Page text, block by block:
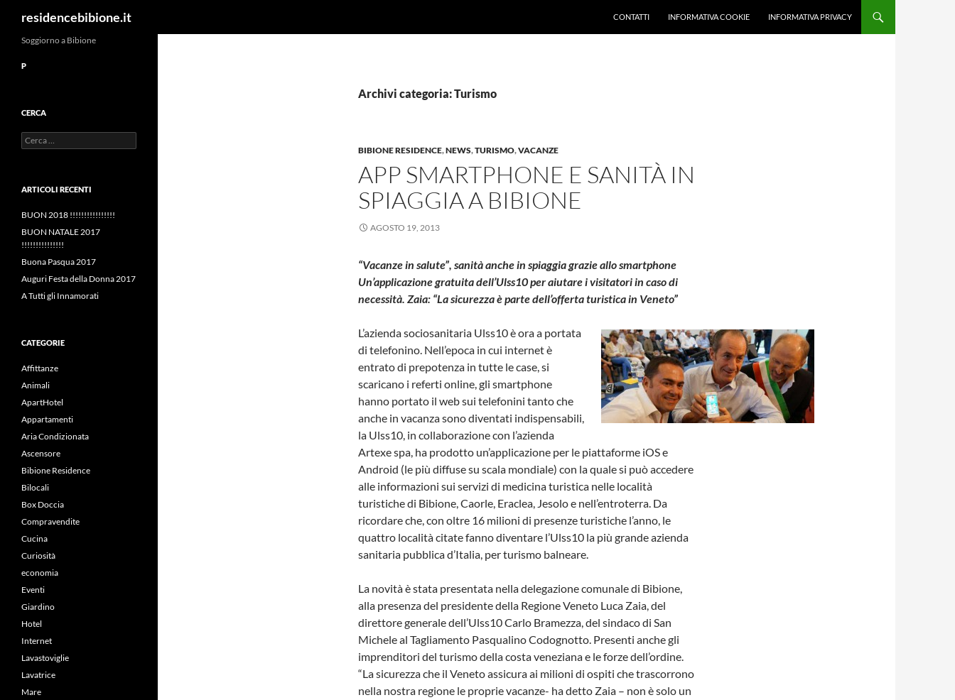
residencebibione.it CONTATTI INFORMATIVA COOKIE INFORMATIVA PRIVACY
Archivi categoria: Turismo
BIBIONE RESIDENCE,NEWS,TURISMO,VACANZE
APP SMARTPHONE E SANITÀ IN
SPIAGGIA A BIBIONE
AGOSTO 19, 2013
“Vacanze in salute”, sanità anche in spiaggia grazie allo smartphone
Un’applicazione gratuita dell’Ulss10 per aiutare i visitatori in caso di
necessità. Zaia: “La sicurezza è parte dell’offerta turistica in Veneto”
L’azienda sociosanitaria Ulss10 è ora a portata
di telefonino. Nell’epoca in cui internet è
entrato di prepotenza in tutte le case, si
scaricano i referti online, gli smartphone
hanno portato il web sui telefonini tanto che
anche in vacanza sono diventati indispensabili,
la Ulss10, in collaborazione con l’azienda
Artexe spa, ha prodotto un’applicazione per le piattaforme iOS e
Android (le più diffuse su scala mondiale) con la quale si può accedere
alle informazioni sui servizi di medicina turistica nelle località
turistiche di Bibione, Caorle, Eraclea, Jesolo e nell’entroterra. Da
ricordare che, con oltre 16 milioni di presenze turistiche l’anno, le
quattro località citate fanno diventare l’Ulss10 la più grande azienda
sanitaria pubblica d’Italia, per turismo balneare.
La novità è stata presentata nella delegazione comunale di Bibione,
alla presenza del presidente della Regione Veneto Luca Zaia, del
direttore generale dell’Ulss10 Carlo Bramezza, del sindaco di San
Michele al Tagliamento Pasqualino Codognotto. Presenti anche gli
imprenditori del turismo della costa veneziana e le forze dell’ordine.
“La sicurezza che il Veneto assicura ai milioni di ospiti che trascorrono
nella nostra regione le proprie vacanze- ha detto Zaia – non è solo un
Soggiorno a Bibione
P
CERCA
Ricerca
per:
ARTICOLI RECENTI
BUON 2018 !!!!!!!!!!!!!!!!
BUON NATALE 2017
!!!!!!!!!!!!!!!
Buona Pasqua 2017
Auguri Festa della Donna 2017
A Tutti gli Innamorati
CATEGORIE
Affittanze
Animali
ApartHotel
Appartamenti
Aria Condizionata
Ascensore
Bibione Residence
Bilocali
Box Doccia
Compravendite
Cucina
Curiosità
economia
Eventi
Giardino
Hotel
Internet
Lavastoviglie
Lavatrice
Mare